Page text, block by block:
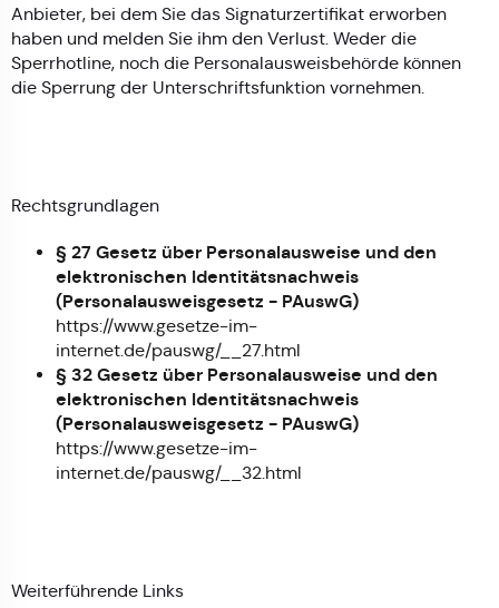
Anbieter, bei dem Sie das Signaturzertifikat erworben
haben und melden Sie ihm den Verlust. Weder die
Sperrhotline, noch die Personalausweisbehörde können
die Sperrung der Unterschriftsfunktion vornehmen.
Rechtsgrundlagen
§ 27 Gesetz über Personalausweise und den
elektronischen Identitätsnachweis
(Personalausweisgesetz - PAuswG)
https://www.gesetze-im-
internet.de/pauswg/__27.html
§ 32 Gesetz über Personalausweise und den
elektronischen Identitätsnachweis
(Personalausweisgesetz - PAuswG)
https://www.gesetze-im-
internet.de/pauswg/__32.html
Weiterführende Links